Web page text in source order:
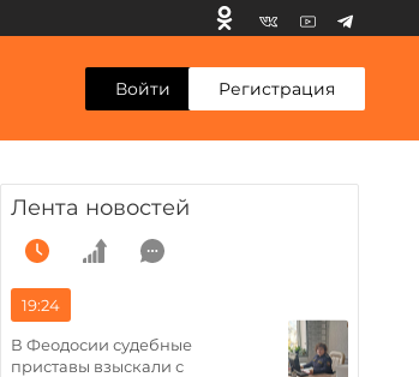
Войти Регистрация
Лента новостей
19:24
В Феодосии судебные
приставы взыскали с